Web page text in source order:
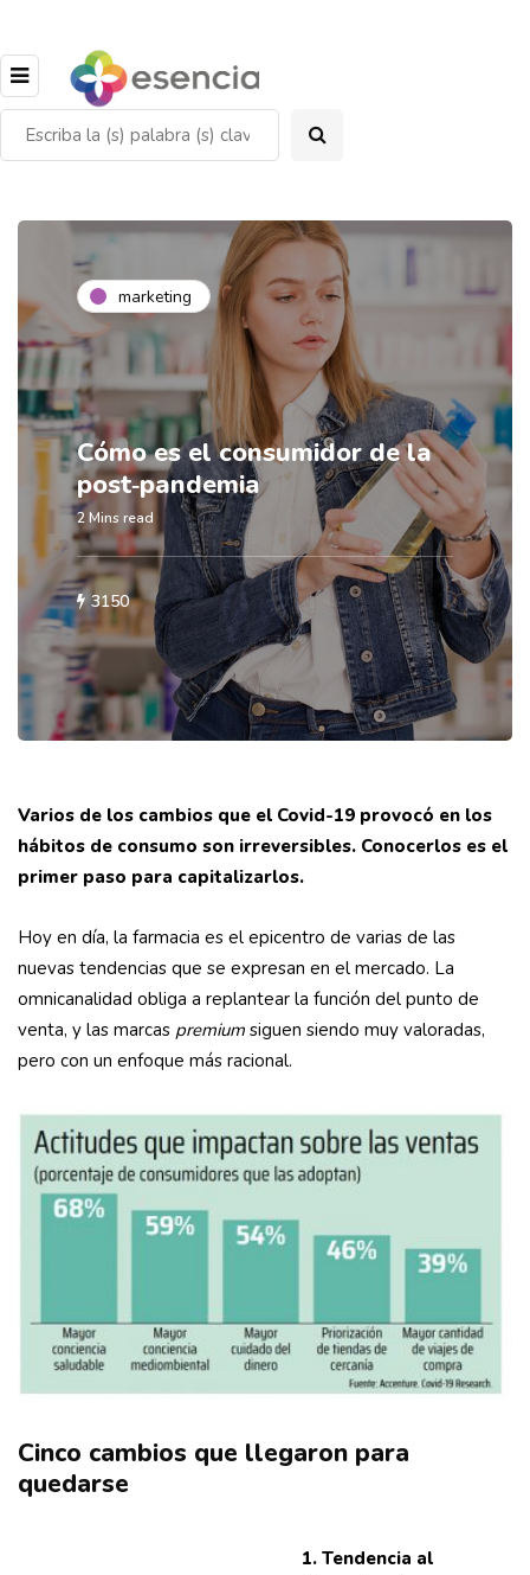
marketing
Cómo es el consumidor de la
post‑pandemia
2 Mins read
3150
Varios de los cambios que el Covid-19 provocó en los
hábitos de consumo son irreversibles. Conocerlos es el
primer paso para capitalizarlos.
Hoy en día, la farmacia es el epicentro de varias de las
nuevas tendencias que se expresan en el mercado. La
omnicanalidad obliga a replantear la función del punto de
venta, y las marcas premium siguen siendo muy valoradas,
pero con un enfoque más racional.
Cinco cambios que llegaron para
quedarse
1. Tendencia al